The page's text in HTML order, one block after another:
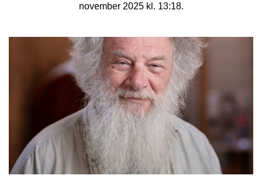
november 2025 kl. 13:18.